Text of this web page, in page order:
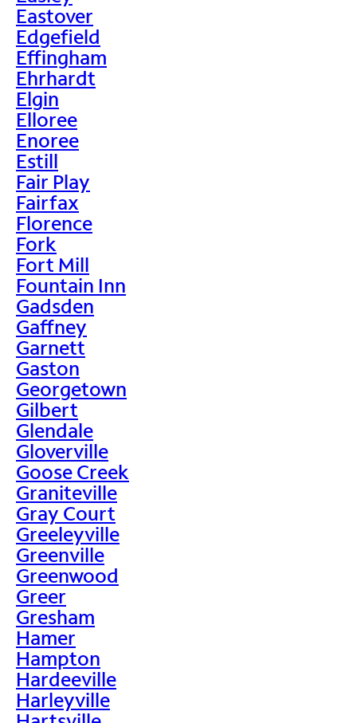
Eastover
Edgefield
Effingham
Ehrhardt
Elgin
Elloree
Enoree
Estill
Fair Play
Fairfax
Florence
Fork
Fort Mill
Fountain Inn
Gadsden
Gaffney
Garnett
Gaston
Georgetown
Gilbert
Glendale
Gloverville
Goose Creek
Graniteville
Gray Court
Greeleyville
Greenville
Greenwood
Greer
Gresham
Hamer
Hampton
Hardeeville
Harleyville